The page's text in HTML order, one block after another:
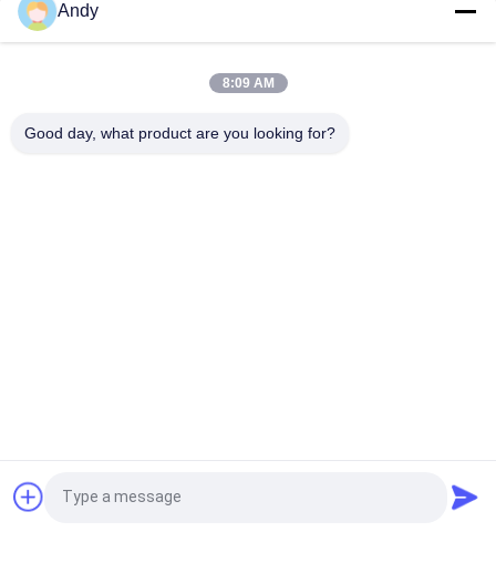
Stainless Steel Explosion-proof Air-flow Sieve Powder
Screening Machine Air-flow Sorting Machine
nghiệp kỹ thuật hóa học
Máy Sàng Bột
Andy
8:09 AM
Good day, what product are you looking for?